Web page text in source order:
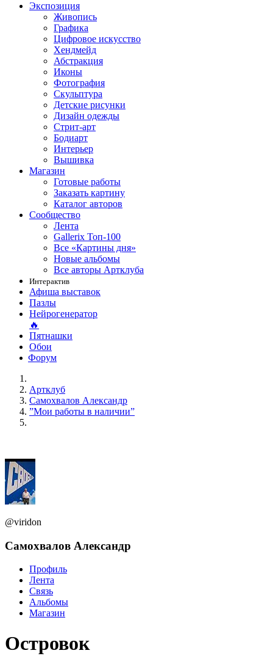
Экспозиция
Живопись
Графика
Цифровое искусство
Хендмейд
Абстракция
Иконы
Фотография
Скульптура
Детские рисунки
Дизайн одежды
Стрит-арт
Бодиарт
Интерьер
Вышивка
Магазин
Готовые работы
Заказать картину
Каталог авторов
Сообщество
Лента
Gallerix Топ-100
Все «Картины дня»
Новые альбомы
Все авторы Артклуба
Интерактив
Афиша выставок
Пазлы
Нейрогенератор
🔥
Пятнашки
Обои
Форум
Артклуб
Самохвалов Александр
”Мои работы в наличии”
@viridon
Самохвалов Александр
Профиль
Лента
Связь
Альбомы
Магазин
Островок